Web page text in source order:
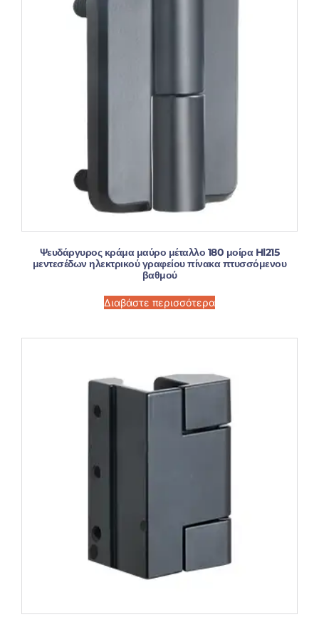
Ψευδάργυρος κράμα μαύρο μέταλλο 180 μοίρα Hl215
μεντεσέδων ηλεκτρικού γραφείου πίνακα πτυσσόμενου
βαθμού
Διαβάστε περισσότερα